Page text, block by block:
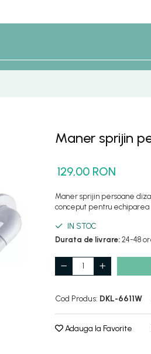
Maner sprijin
129,00 RON
Maner sprijin persoane
conceput pentru echiparea
IN STOC
Durata de livrare: 24-48
Cod Produs: DKL-6611W
Adauga la Favorite